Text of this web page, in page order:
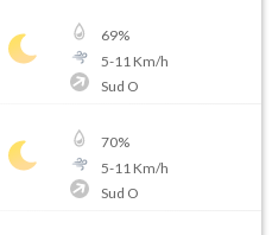
69%
5-11 Km/h
Sud O
70%
5-11 Km/h
Sud O